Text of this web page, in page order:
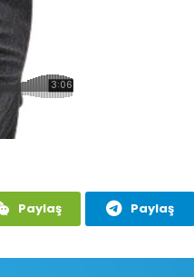
Paylaş Paylaş